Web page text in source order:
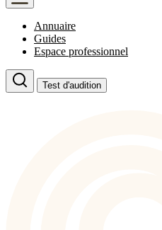
Annuaire
Guides
Espace professionnel
Test d'audition